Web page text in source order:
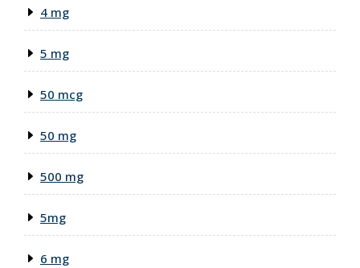
4 mg
5 mg
50 mcg
50 mg
500 mg
5mg
6 mg